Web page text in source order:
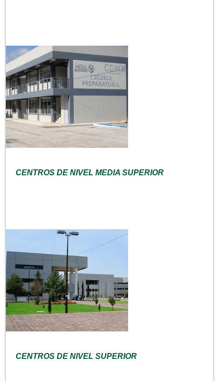
CENTROS DE NIVEL MEDIA SUPERIOR
CENTROS DE NIVEL SUPERIOR